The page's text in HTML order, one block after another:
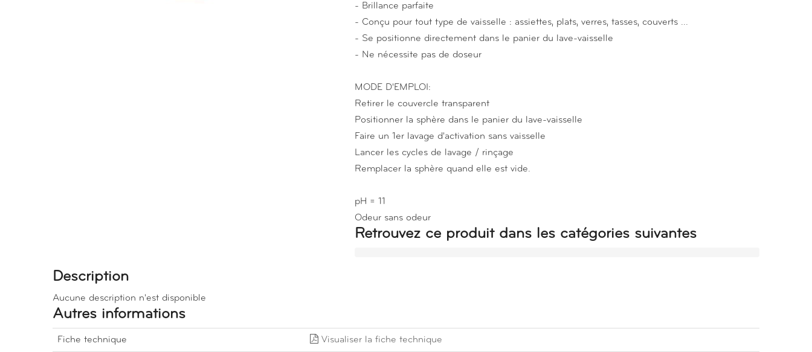
- Brillance parfaite
- Conçu pour tout type de vaisselle : assiettes, plats, verres, tasses, couverts ...
- Se positionne directement dans le panier du lave-vaisselle
- Ne nécessite pas de doseur
MODE D'EMPLOI:
Retirer le couvercle transparent
Positionner la sphère dans le panier du lave-vaisselle
Faire un 1er lavage d'activation sans vaisselle
Lancer les cycles de lavage / rinçage
Remplacer la sphère quand elle est vide.
pH = 11
Odeur sans odeur
Retrouvez ce produit dans les catégories suivantes
Description
Aucune description n'est disponible
Autres informations
Fiche technique Visualiser la fiche technique